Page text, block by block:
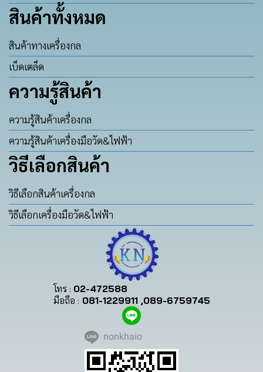
สินค้าทั้งหมด
สินค้าทางเครื่องกล
เบ็ดเตล็ด
ความรู้สินค้า
ความรู้สินค้าเครื่องกล
ความรู้สินค้าเครื่องมือวัด&ไฟฟ้า
วิธีเลือกสินค้า
วิธีเลือกสินค้าเครื่องกล
วิธีเลือกเครื่องมือวัด&ไฟฟ้า
โทร : 02-472588
มือถือ : 081-1229911 ,089-6759745
nonkhaio